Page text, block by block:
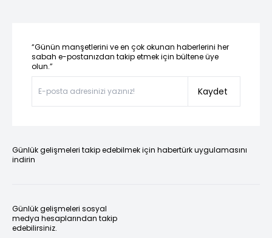
“Günün manşetlerini ve en çok okunan haberlerini her
sabah e-postanızdan takip etmek için bültene üye
olun.”
Kaydet
Günlük gelişmeleri takip edebilmek için habertürk uygulamasını
indirin
Günlük gelişmeleri sosyal
medya hesaplarından takip
edebilirsiniz.